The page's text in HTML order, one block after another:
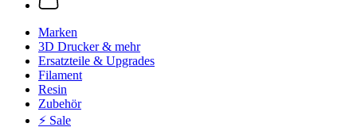
Marken
3D Drucker & mehr
Ersatzteile & Upgrades
Filament
Resin
Zubehör
⚡ Sale